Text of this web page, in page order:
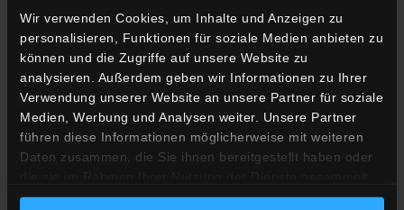
Wir verwenden Cookies, um Inhalte und Anzeigen zu
personalisieren, Funktionen für soziale Medien anbieten zu
können und die Zugriffe auf unsere Website zu
analysieren. Außerdem geben wir Informationen zu Ihrer
Verwendung unserer Website an unsere Partner für soziale
Medien, Werbung und Analysen weiter. Unsere Partner
führen diese Informationen möglicherweise mit weiteren
Daten zusammen, die Sie ihnen bereitgestellt haben oder
haben.
KANN ICH NACH 20:00 UHR NOCH EINCHECKEN?
BIS WANN KANN ICH MEIN ZIMMER NUTZEN?
GIBT ES KLIMAANLAGEN?